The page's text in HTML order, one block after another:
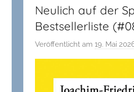
Neulich auf der
Bestsellerliste
Veröffentlicht am19. Mai